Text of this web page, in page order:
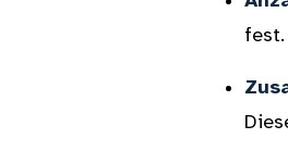
fest.